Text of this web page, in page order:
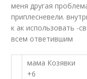
меня другая
приплесневели.
к ак использовать -
всем ответившим
мама Козявки
+6